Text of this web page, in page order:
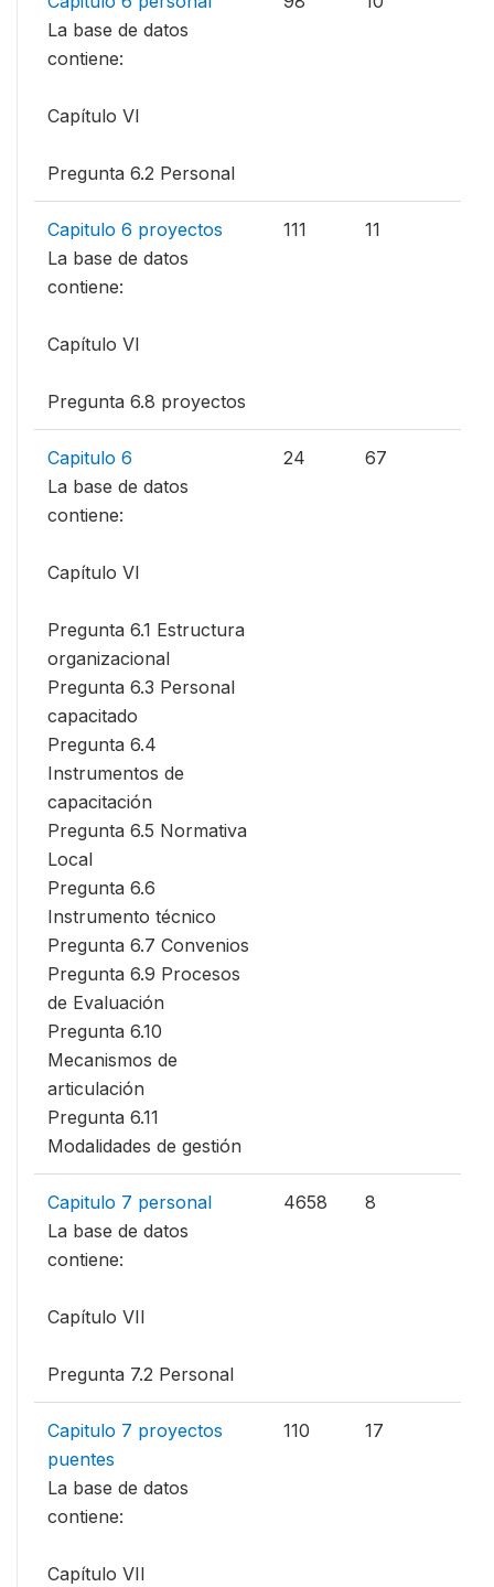
La base de datos
contiene:
Capítulo VI
Pregunta 6.2 Personal
Capitulo 6 proyectos
La base de datos
contiene:
Capítulo VI
Pregunta 6.8 proyectos
111 11
Capitulo 6
La base de datos
contiene:
Capítulo VI
Pregunta 6.1 Estructura
organizacional
Pregunta 6.3 Personal
capacitado
Pregunta 6.4
Instrumentos de
capacitación
Pregunta 6.5 Normativa
Local
Pregunta 6.6
Instrumento técnico
Pregunta 6.7 Convenios
Pregunta 6.9 Procesos
de Evaluación
Pregunta 6.10
Mecanismos de
articulación
Pregunta 6.11
Modalidades de gestión
24 67
Capitulo 7 personal
La base de datos
contiene:
Capítulo VII
Pregunta 7.2 Personal
4658 8
Capitulo 7 proyectos
puentes
La base de datos
contiene:
Capítulo VII
110 17